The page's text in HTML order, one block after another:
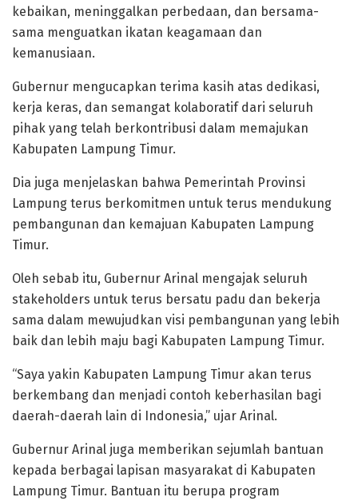
kebaikan, meninggalkan perbedaan, dan bersama-
sama menguatkan ikatan keagamaan dan
kemanusiaan.
Gubernur mengucapkan terima kasih atas dedikasi,
kerja keras, dan semangat kolaboratif dari seluruh
pihak yang telah berkontribusi dalam memajukan
Kabupaten Lampung Timur.
Dia juga menjelaskan bahwa Pemerintah Provinsi
Lampung terus berkomitmen untuk terus mendukung
pembangunan dan kemajuan Kabupaten Lampung
Timur.
Oleh sebab itu, Gubernur Arinal mengajak seluruh
stakeholders untuk terus bersatu padu dan bekerja
sama dalam mewujudkan visi pembangunan yang lebih
baik dan lebih maju bagi Kabupaten Lampung Timur.
“Saya yakin Kabupaten Lampung Timur akan terus
berkembang dan menjadi contoh keberhasilan bagi
daerah-daerah lain di Indonesia,” ujar Arinal.
Gubernur Arinal juga memberikan sejumlah bantuan
kepada berbagai lapisan masyarakat di Kabupaten
Lampung Timur. Bantuan itu berupa program